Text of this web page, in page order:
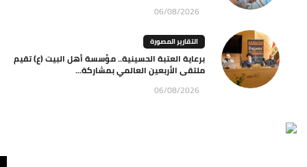
06/08/2026
التقارير المصورة
برعاية العتبة الحسينية.. مؤسسة أهل البيت (ع) تقيم
ملتقى الأربعين العالمي بمشاركة...
06/08/2026